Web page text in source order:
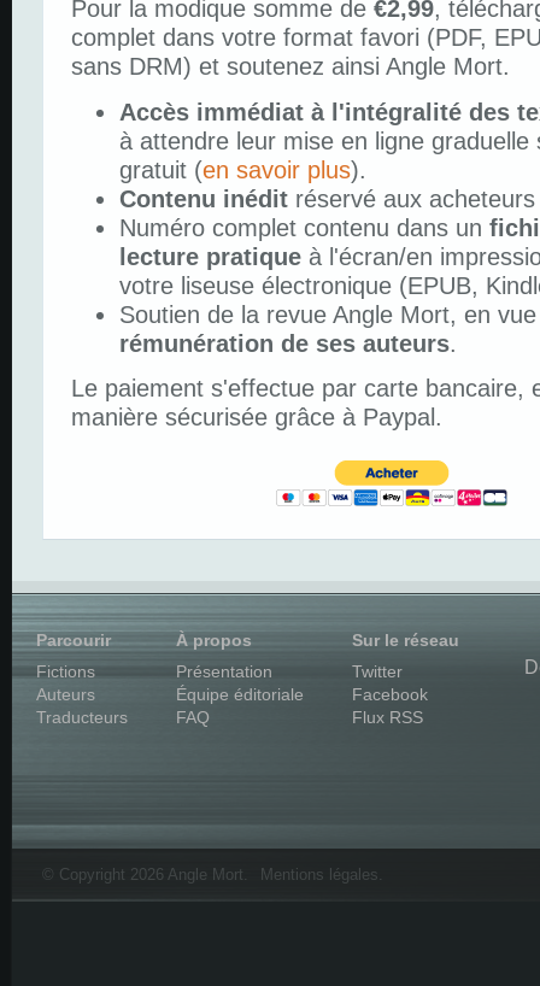
Pour la modique somme de €2,99,
complet dans votre format favori (PDF,
sans DRM) et soutenez ainsi Angle Mort.
Accès immédiat à l'intégralité des
à attendre leur mise en ligne graduelle
gratuit (en savoir plus).
Contenu inédit réservé aux
Numéro complet contenu dans un
lecture pratique à l'écran/en
votre liseuse électronique (EPUB,
Soutien de la revue Angle Mort, en
rémunération de ses auteurs.
Le paiement s'effectue par carte bancaire,
manière sécurisée grâce à Paypal.
Parcourir
Fictions
Auteurs
Traducteurs
À propos
Présentation
Équipe éditoriale
FAQ
Sur le réseau
Twitter
Facebook
Flux RSS
© Copyright 2026 Angle Mort. Mentions légales.